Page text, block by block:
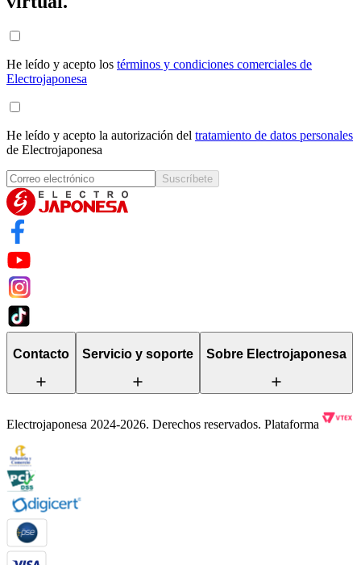
He leído y acepto los términos y condiciones comerciales de
Electrojaponesa
He leído y acepto la autorización del tratamiento de datos personales
de Electrojaponesa
Suscríbete
Contacto Servicio y soporte Sobre Electrojaponesa
Electrojaponesa 2024-2026. Derechos reservados. Plataforma